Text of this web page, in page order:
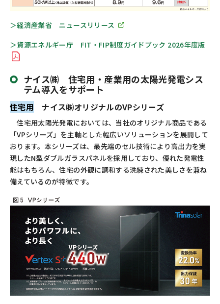
＞経済産業省 ニュースリリース
＞資源エネルギー庁 FIT ・ FIP制度ガイドブック 2026年度版
ナイス㈱ 住宅用・産業用の太陽光発電シス
テム導入をサポート
住宅用 ナイス㈱オリジナルのVPシリーズ
住宅用太陽光発電においては、当社のオリジナル商品である
「VPシリーズ」を主軸とした幅広いソリューションを展開して
おります。本シリーズは、最先端のセル技術により高出力を実
現したN型ダブルガラスパネルを採用しており、優れた発電性
能はもちろん、住宅の外観に調和する洗練された美しさを兼ね
備えているのが特徴です。